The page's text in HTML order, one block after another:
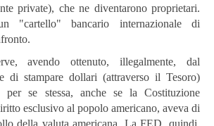
private), che ne diventarono proprietari.
"cartello" bancario internazionale di
avendo ottenuto, illegalmente, dal
di stampare dollari (attraverso il Tesoro)
per se stessa, anche se la Costituzione
esclusivo al popolo americano, aveva di